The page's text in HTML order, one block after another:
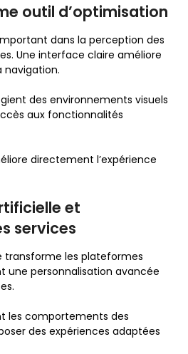
outil d’optimisation
dans la perception des
Une interface claire améliore
navigation.
des environnements visuels
aux fonctionnalités
directement l’expérience
et
services
transforme les plateformes
une personnalisation avancée
les comportements des
des expériences adaptées